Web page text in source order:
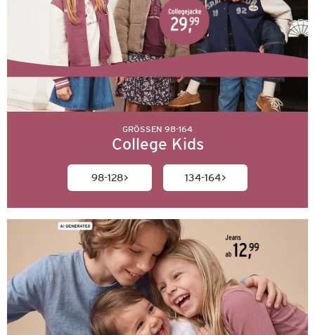
GRÖSSEN 98-164
College Kids
98-128 134-164